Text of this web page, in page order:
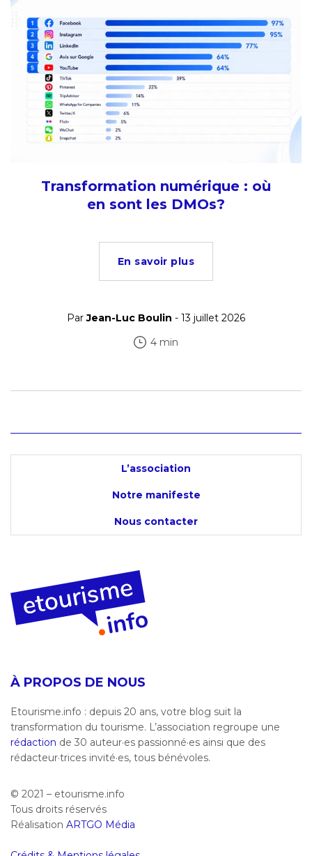
Transformation numérique : où
en sont les DMOs?
En savoir plus
ParJean-Luc Boulin - 13 juillet 2026
4 min
L’association
Notre manifeste
Nous contacter
À PROPOS DE NOUS
Etourisme.info : depuis 20 ans, votre blog suit la
transformation du tourisme. L’association regroupe une
rédaction de 30 auteur·es passionné·es ainsi que des
rédacteur·trices invité·es, tous bénévoles.
© 2021 – etourisme.info
Tous droits réservés
Réalisation ARTGO Média